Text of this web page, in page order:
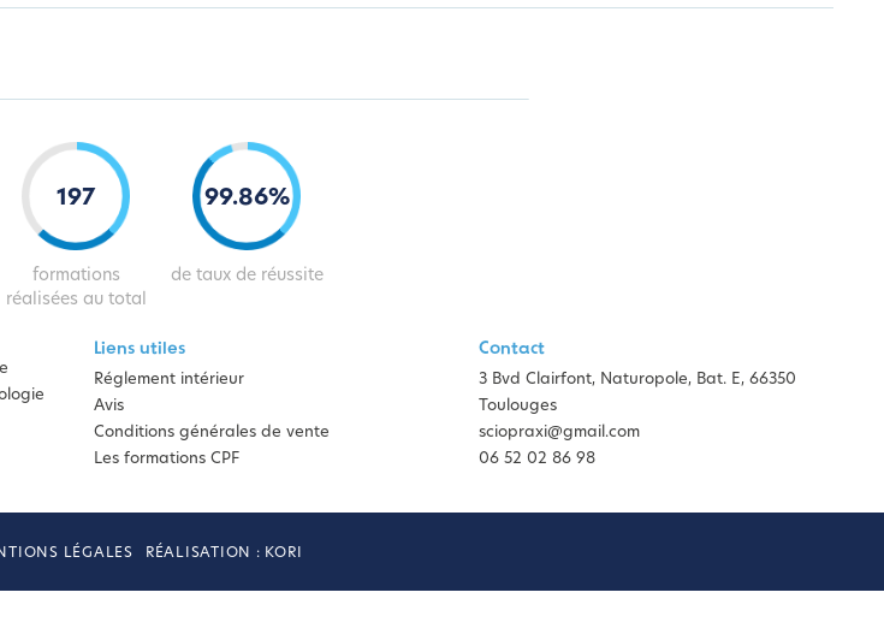
197
formations
réalisées au total
99.86%
de taux de réussite
Liens utiles
Réglement intérieur
Avis
Conditions générales de vente
Les formations CPF
Contact
3 Bvd Clairfont, Naturopole, Bat. E, 66350
Toulouges
sciopraxi@gmail.com
06 52 02 86 98
LÉGALES RÉALISATION : KORI